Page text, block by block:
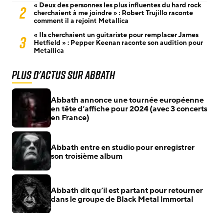
2
« Deux des personnes les plus influentes du hard rock
cherchaient à me joindre » : Robert Trujillo raconte
comment il a rejoint Metallica
3
« Ils cherchaient un guitariste pour remplacer James
Hetfield » : Pepper Keenan raconte son audition pour
Metallica
Plus d'actus sur Abbath
Abbath annonce une tournée européenne
en tête d’affiche pour 2024 (avec 3 concerts
en France)
Abbath entre en studio pour enregistrer
son troisième album
Abbath dit qu’il est partant pour retourner
dans le groupe de Black Metal Immortal